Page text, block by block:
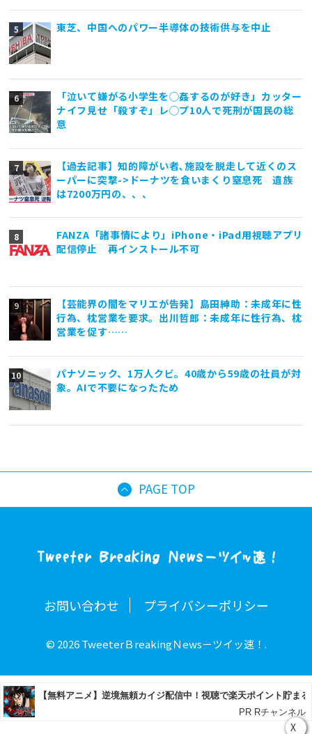
X
東芝、中国へのパワー半導体の技術供与を中止
「泣いて嫌がる小学生を◯姦するのが好き」カッター
ナイフ見せ「殺すぞ」レ◯プ10人で死刑が国民の総
意
【過去記事】知的障がい者､施設を脱走して近くのス
ーパーに突撃->ドーナツを食いまくり窒息死 遺族
は7200万円の、、、
FANZA「諸事情により」iPhone・iPad用視聴アプリ
配信停止 再インストール不可
【芸能界の闇をマリエが告発】島田紳助：未成年に性
行為、枕営業を要求。出川哲郎：未成年に性行為、枕
営業を促す……
パナソニック、1万人クビ。40歳から59歳の社員が対
象。AIで不要になったため
PAGE TOP
お問い合わせ プライバシーポリシー
© 2026 TweeterＢreakingＮews－ツイッ速！.